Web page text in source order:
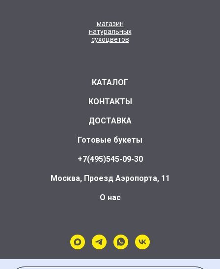
магазин
натуральных
сухоцветов
КАТАЛОГ
КОНТАКТЫ
ДОСТАВКА
Готовые букеты
+7(495)545-09-30
Москва, Проезд Аэропорта, 11
О нас